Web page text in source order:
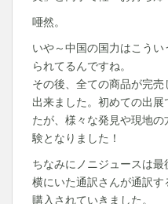
唖然。
いや～中国の国力はこうい
られてるんですね。
その後、全ての商品が完
出来ました。初めての出
たが、様々な発見や現地
験となりました！
ちなみにノニジュースは最
横にいた通訳さんが通訳
購入されていきました。